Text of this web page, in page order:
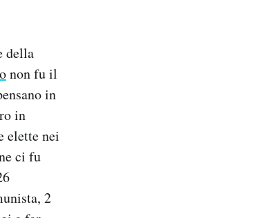
della
non fu il
in
in
elette nei
ci fu
2